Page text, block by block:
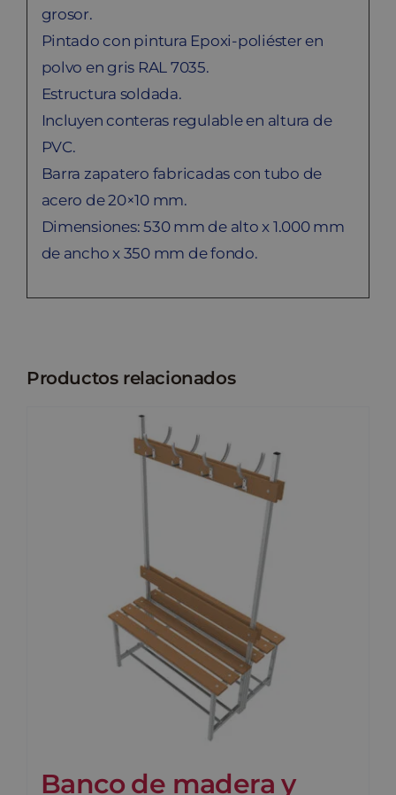
grosor.
Pintado con pintura Epoxi-poliéster en
polvo en gris RAL 7035.
Estructura soldada.
Incluyen conteras regulable en altura de
PVC.
Barra zapatero fabricadas con tubo de
acero de 20×10 mm.
Dimensiones: 530 mm de alto x 1.000 mm
de ancho x 350 mm de fondo.
Productos relacionados
Banco de madera y